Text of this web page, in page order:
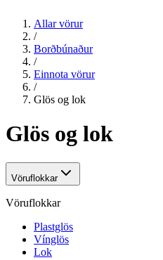
Allar vörur
/
Borðbúnaður
/
Einnota vörur
/
Glös og lok
Glös og lok
Vöruflokkar
Vöruflokkar
Plastglös
Vínglös
Lok